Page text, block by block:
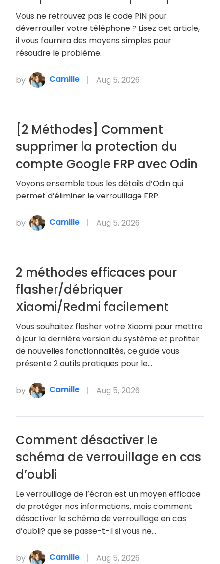
Vous ne retrouvez pas le code PIN pour
déverrouiller votre téléphone ? Lisez cet article,
il vous fournira des moyens simples pour
résoudre le problème.
by Camille Aug 5, 2026
[2 Méthodes] Comment
supprimer la protection du
compte Google FRP avec Odin
Voyons ensemble tous les détails d’Odin qui
permet d’éliminer le verrouillage FRP.
by Camille Aug 5, 2026
2 méthodes efficaces pour
flasher/débriquer
Xiaomi/Redmi facilement
Vous souhaitez flasher votre Xiaomi pour mettre
à jour la dernière version du système et profiter
de nouvelles fonctionnalités, ce guide vous
présente 2 outils pratiques pour le…
by Camille Aug 5, 2026
Comment désactiver le
schéma de verrouillage en cas
d’oubli
Le verrouillage de l’écran est un moyen efficace
de protéger nos informations, mais comment
désactiver le schéma de verrouillage en cas
d’oubli? que se passe-t-il si vous ne…
by Camille Aug 5, 2026